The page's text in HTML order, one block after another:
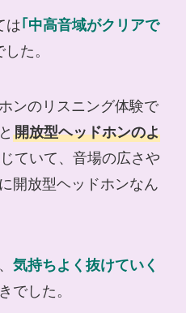
は｢中高音域がクリアで
した。
ンのリスニング体験で
開放型ヘッドホンのよ
ていて、音場の広さや
開放型ヘッドホンなん
気持ちよく抜けていく
でした。